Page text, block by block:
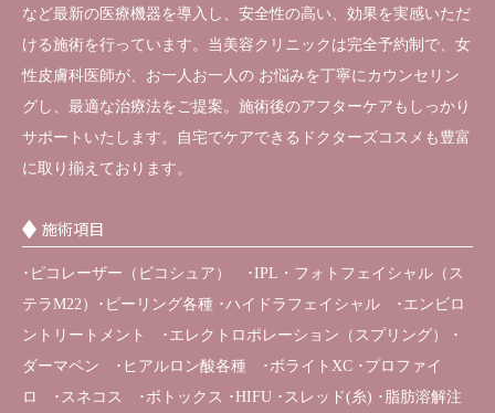
など最新の医療機器を導入し、安全性の高い、効果を実感いただ
ける施術を行っています。当美容クリニックは完全予約制で、女
性皮膚科医師が、お一人お一人の お悩みを丁寧にカウンセリン
グし、最適な治療法をご提案。施術後のアフターケアもしっかり
サポートいたします。自宅でケアできるドクターズコスメも豊富
に取り揃えております。
施術項目
･ピコレーザー（ピコシュア） ･IPL・フォトフェイシャル（ス
テラM22）･ピーリング各種 ･ハイドラフェイシャル ･エンビロ
ントリートメント ･エレクトロポレーション（スプリング） ･
ダーマペン ･ヒアルロン酸各種 ･ボライトXC ･プロファイ
ロ ･スネコス ･ボトックス ･HIFU ･スレッド(糸) ･脂肪溶解注